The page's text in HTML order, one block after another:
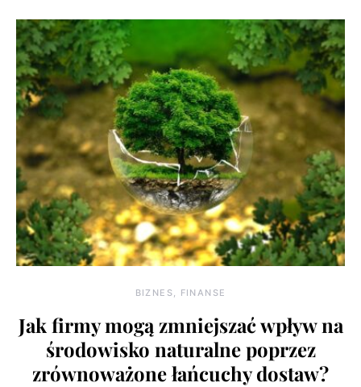
BIZNES, FINANSE
Jak firmy mogą zmniejszać wpływ na
środowisko naturalne poprzez
zrównoważone łańcuchy dostaw?